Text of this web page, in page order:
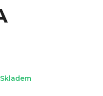
Skladem